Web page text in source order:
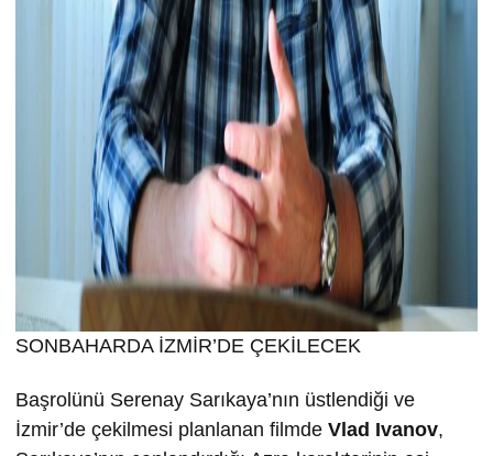
SONBAHARDA İZMİR’DE ÇEKİLECEK
Başrolünü Serenay Sarıkaya’nın üstlendiği ve
İzmir’de çekilmesi planlanan filmde Vlad Ivanov,